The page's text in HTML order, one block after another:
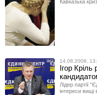
Кавказька
14.08.2008,
Ігор
Лідер партії
інтереси